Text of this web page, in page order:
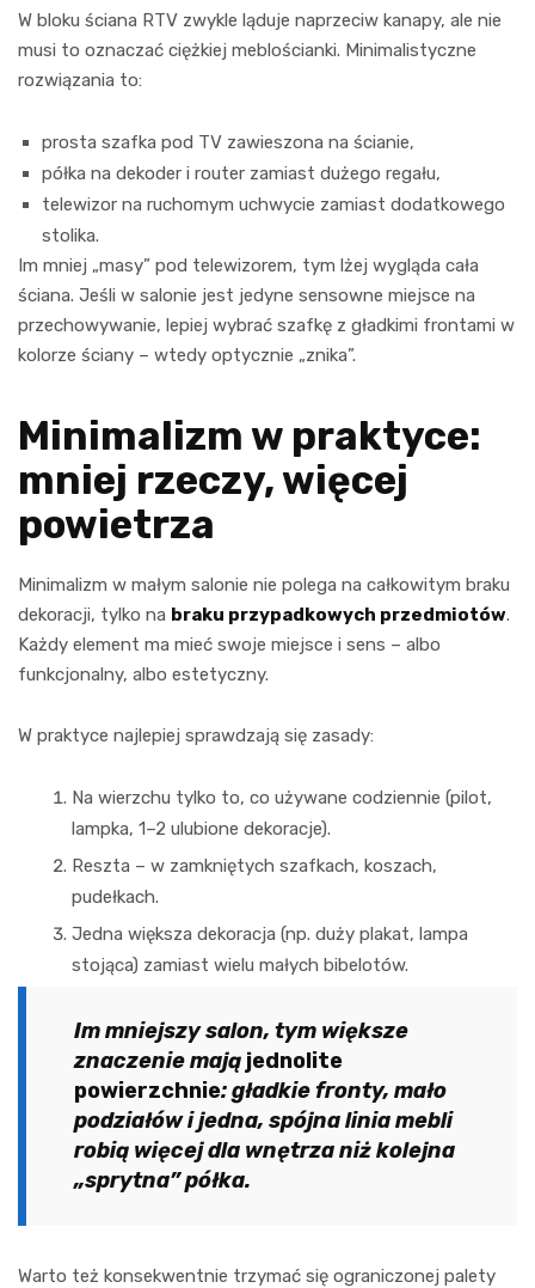
W bloku ściana RTV zwykle ląduje naprzeciw kanapy, ale nie
musi to oznaczać ciężkiej meblościanki. Minimalistyczne
rozwiązania to:
prosta szafka pod TV zawieszona na ścianie,
półka na dekoder i router zamiast dużego regału,
telewizor na ruchomym uchwycie zamiast dodatkowego
stolika.
Im mniej „masy” pod telewizorem, tym lżej wygląda cała
ściana. Jeśli w salonie jest jedyne sensowne miejsce na
przechowywanie, lepiej wybrać szafkę z gładkimi frontami w
kolorze ściany – wtedy optycznie „znika”.
Minimalizm w praktyce:
mniej rzeczy, więcej
powietrza
Minimalizm w małym salonie nie polega na całkowitym braku
dekoracji, tylko na braku przypadkowych przedmiotów.
Każdy element ma mieć swoje miejsce i sens – albo
funkcjonalny, albo estetyczny.
W praktyce najlepiej sprawdzają się zasady:
Na wierzchu tylko to, co używane codziennie (pilot,
lampka, 1–2 ulubione dekoracje).
Reszta – w zamkniętych szafkach, koszach,
pudełkach.
Jedna większa dekoracja (np. duży plakat, lampa
stojąca) zamiast wielu małych bibelotów.
Im mniejszy salon, tym większe
znaczenie mają jednolite
powierzchnie: gładkie fronty, mało
podziałów i jedna, spójna linia mebli
robią więcej dla wnętrza niż kolejna
„sprytna” półka.
Warto też konsekwentnie trzymać się ograniczonej palety